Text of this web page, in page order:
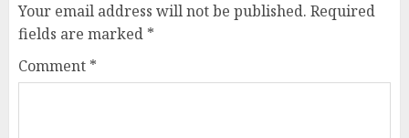
Your email address will not be published. Required
fields are marked *
Comment *